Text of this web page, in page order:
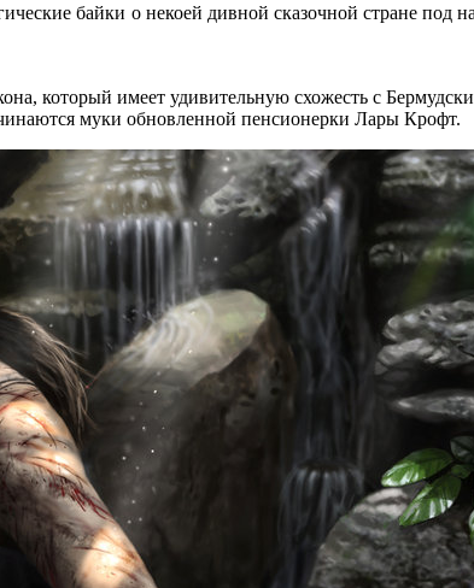
байки о некоей дивной сказочной стране под
который имеет удивительную схожесть с
муки обновленной пенсионерки Лары Крофт.